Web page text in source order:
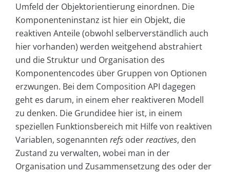
Umfeld der Objektorientierung einordnen. Die
Komponenteninstanz ist hier ein Objekt, die
reaktiven Anteile (obwohl selberverständlich auch
hier vorhanden) werden weitgehend abstrahiert
und die Struktur und Organisation des
Komponentencodes über Gruppen von Optionen
erzwungen. Bei dem Composition API dagegen
geht es darum, in einem eher reaktiveren Modell
zu denken. Die Grundidee hier ist, in einem
speziellen Funktionsbereich mit Hilfe von reaktiven
Variablen, sogenannten refs oderreactives, den
Zustand zu verwalten, wobei man in der
Organisation und Zusammensetzung des oder der